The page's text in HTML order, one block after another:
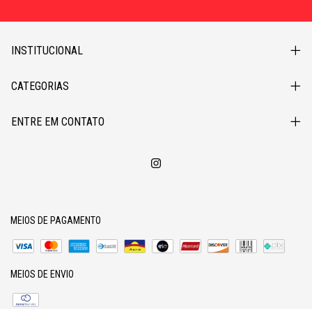
INSTITUCIONAL
CATEGORIAS
ENTRE EM CONTATO
MEIOS DE PAGAMENTO
MEIOS DE ENVIO